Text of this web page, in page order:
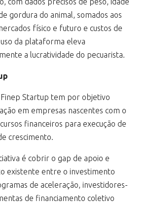
gordura do animal, somados aos
físico e futuro e custos de
da plataforma eleva
a lucratividade do pecuarista.
Startup tem por objetivo
em empresas nascentes com o
financeiros para execução de
crescimento.
é cobrir o gap de apoio e
existente entre o investimento
de aceleração, investidores-
de financiamento coletivo